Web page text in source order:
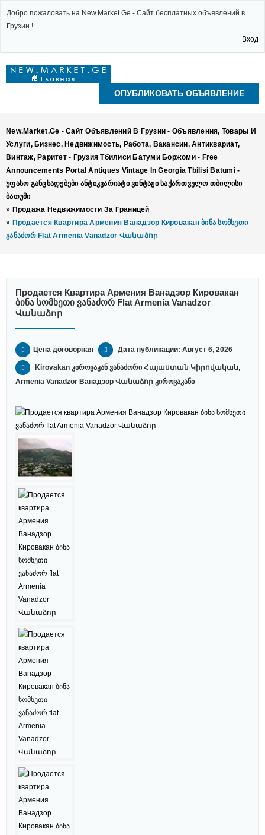
Добро пожаловать на New.Market.Ge - Сайт бесплатных объявлений в
Грузии !
Вход
ОПУБЛИКОВАТЬ ОБЪЯВЛЕНИЕ
New.Market.Ge - Сайт Объявлений В Грузии - Объявления, Товары И
Услуги, Бизнес, Недвижимость, Работа, Вакансии, Антиквариат,
Винтаж, Раритет - Грузия Тбилиси Батуми Боржоми - Free
Announcements Portal Antiques Vintage In Georgia Tbilisi Batumi -
Უფასო Განცხადებები Ანტიკვარიატი Ვინტაჟი Საქართველო Თბილისი
Ბათუმი
» Продажа Недвижимости За Границей
» Продается Квартира Армения Ванадзор Кировакан Ბინა Სომხეთი
Ვანაძორ Flat Armenia Vanadzor Վանաձոր
Продается Квартира Армения Ванадзор Кировакан
Ბინა Სომხეთი Ვანაძორ Flat Armenia Vanadzor
Վանաձոր
Цена договорная Дата публикации: Август 6, 2026
Kirovakan კიროვაკან ვანაძორი Հայաստան Կիրովական,
Armenia Vanadzor Ванадзор Վանաձոր კიროვაკანი